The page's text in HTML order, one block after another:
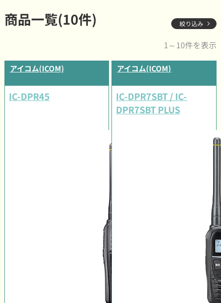
商品一覧(10件) 絞り込み
1～10件を表示
アイコム(ICOM)
IC-DPR45
アイコム(ICOM)
IC-DPR7SBT / IC-
DPR7SBT PLUS